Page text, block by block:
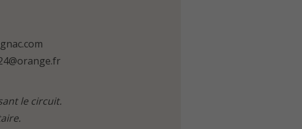
le circuit.